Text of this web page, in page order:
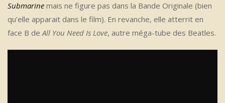
Submarine mais ne figure pas dans la Bande Originale (bien
qu’elle apparait dans le film). En revanche, elle atterrit en
face B deAll You Need Is Love, autre méga-tube des Beatles.